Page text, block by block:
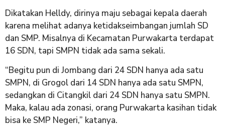
Dikatakan Helldy, dirinya maju sebagai kepala daerah
karena melihat adanya ketidakseimbangan jumlah SD
dan SMP. Misalnya di Kecamatan Purwakarta terdapat
16 SDN, tapi SMPN tidak ada sama sekali.
“Begitu pun di Jombang dari 24 SDN hanya ada satu
SMPN, di Grogol dari 14 SDN hanya ada satu SMPN,
sedangkan di Citangkil dari 24 SDN hanya satu SMPN.
Maka, kalau ada zonasi, orang Purwakarta kasihan tidak
bisa ke SMP Negeri,” katanya.